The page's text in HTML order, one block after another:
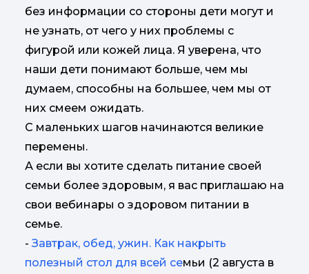
без информации со стороны дети могут и
не узнать, от чего у них проблемы с
фигурой или кожей лица. Я уверена, что
наши дети понимают больше, чем мы
думаем, способны на большее, чем мы от
них смеем ожидать.
С маленьких шагов начинаются великие
перемены.
А если вы хотите сделать питание своей
семьи более здоровым, я вас приглашаю на
свои вебинары о здоровом питании в
семье.
- Завтрак, обед, ужин. Как накрыть
полезный стол для всей семьи (2 августа в